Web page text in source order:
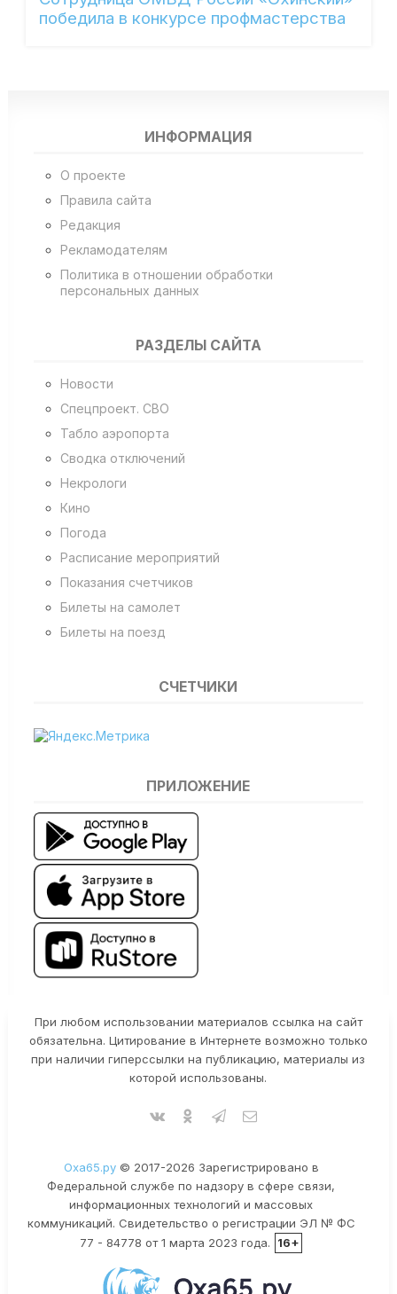
победила в конкурсе профмастерства
ИНФОРМАЦИЯ
О проекте
Правила сайта
Редакция
Рекламодателям
Политика в отношении обработки
персональных данных
РАЗДЕЛЫ САЙТА
Новости
Спецпроект. СВО
Табло аэропорта
Сводка отключений
Некрологи
Кино
Погода
Расписание мероприятий
Показания счетчиков
Билеты на самолет
Билеты на поезд
СЧЕТЧИКИ
ПРИЛОЖЕНИЕ
При любом использовании материалов ссылка на сайт
обязательна. Цитирование в Интернете возможно только
при наличии гиперссылки на публикацию, материалы из
которой использованы.
Оха65.ру© 2017-2026 Зарегистрировано в
Федеральной службе по надзору в сфере связи,
информационных технологий и массовых
коммуникаций. Свидетельство о регистрации ЭЛ № ФС
77 - 84778 от 1 марта 2023 года.
16+